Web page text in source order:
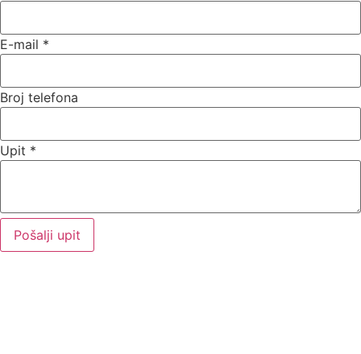
E-mail *
Broj telefona
Upit *
Pošalji upit